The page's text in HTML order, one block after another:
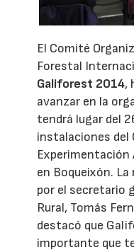
El Comité
Forestal
Galiforest 2014,
avanzar en la
tendrá lugar del
instalaciones del
Experimentación
en Boqueixón.
por el secretario
Rural, Tomás
destacó que
importante que